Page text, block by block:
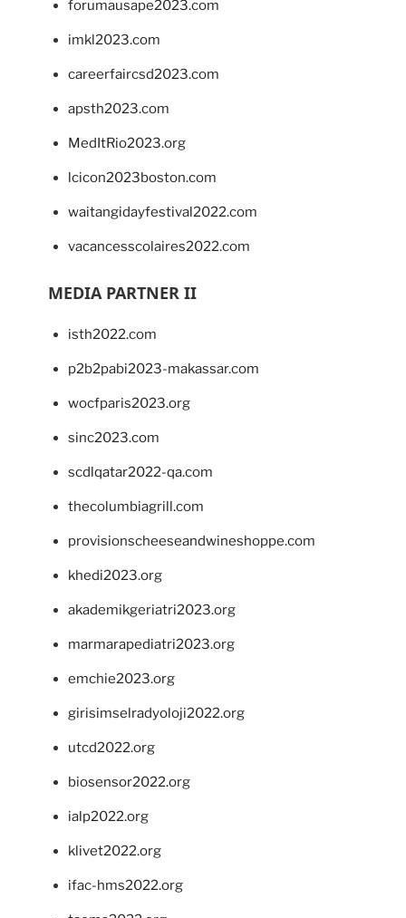
forumausape2023.com
imkl2023.com
careerfaircsd2023.com
apsth2023.com
MedItRio2023.org
lcicon2023boston.com
waitangidayfestival2022.com
vacancesscolaires2022.com
MEDIA PARTNER II
isth2022.com
p2b2pabi2023-makassar.com
wocfparis2023.org
sinc2023.com
scdlqatar2022-qa.com
thecolumbiagrill.com
provisionscheeseandwineshoppe.com
khedi2023.org
akademikgeriatri2023.org
marmarapediatri2023.org
emchie2023.org
girisimselradyoloji2022.org
utcd2022.org
biosensor2022.org
ialp2022.org
klivet2022.org
ifac-hms2022.org